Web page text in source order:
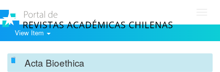
View Item
Acta Bioethica